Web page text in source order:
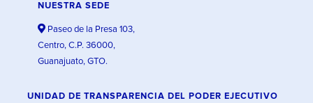
NUESTRA SEDE
Paseo de la Presa 103,
Centro, C.P. 36000,
Guanajuato, GTO.
UNIDAD DE TRANSPARENCIA DEL PODER EJECUTIVO